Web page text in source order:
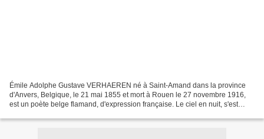
Émile Adolphe Gustave VERHAEREN né à Saint-Amand dans la province
d'Anvers, Belgique, le 21 mai 1855 et mort à Rouen le 27 novembre 1916,
est un poète belge flamand, d'expression française. Le ciel en nuit, s'est